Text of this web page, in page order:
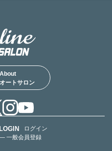
About
ートサロン
LOGIN
ログイン
一般会員登録